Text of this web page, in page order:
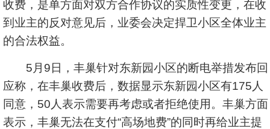
收费，是单方面对双方合作协议的实质性变更，在收
到业主的反对意见后，业委会决定捍卫小区全体业主
的合法权益。
5月9日，丰巢针对东新园小区的断电举措发布回
应称，在丰巢收费后，数据显示东新园小区有175人
同意，50人表示需要再考虑或者拒绝使用。丰巢方面
表示，丰巢无法在支付“高场地费”的同时再给业主提